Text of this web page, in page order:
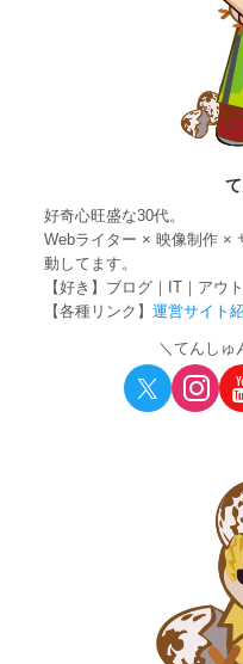
好奇心旺盛な30代。
Webライター × 映像制作 ×
動してます。
【好き】ブログ｜IT｜アウ
【各種リンク】運営サイト
＼てんしゅ